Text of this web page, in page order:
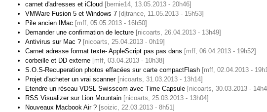
carnet d'adresses et iCloud [bernie14, 13.05.2013 - 20h46]
VMWare Fusion 5 et Windows 7 [djtrance, 11.05.2013 - 15h53]
Pile ancien IMac [mff, 05.05.2013 - 16h50]
Demander une confirmation de lecture [nicoarts, 26.04.2013 - 13h49]
Antivirus sur Mac ? [nicoarts, 25.04.2013 - 0h19]
Carnet adresse format texte- AppleScript pas pas dans [mff, 06.04.2013 - 19h52]
corbeille et DD externe [mff, 03.04.2013 - 10h38]
S.O.S-Recuperation photos effacées sur carte compactFlash [mff, 02.04.2013 -
Projet d'acheter un vrai scanner [nicoarts, 31.03.2013 - 13h14]
Etendre un réseau VDSL Swisscom avec Time Capsule [nicoarts, 30.03.2013 -
RSS Visualizer sur Lion Mountain [nicoarts, 25.03.2013 - 13h04]
Nouveaux Macbook Air ? [soizic, 22.03.2013 - 8h51]